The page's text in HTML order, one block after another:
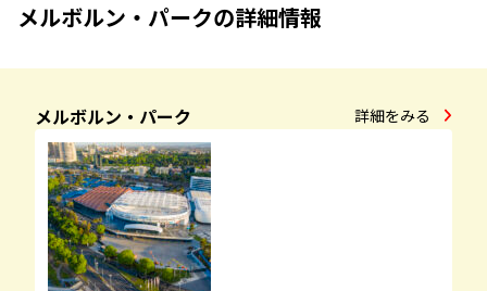
メルボルン・パークの詳細情報
メルボルン・パーク 詳細をみる